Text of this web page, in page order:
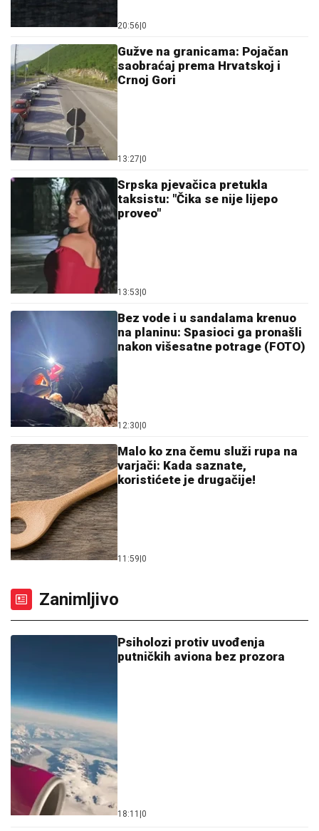
20:56 0
Gužve na granicama: Pojačan
saobraćaj prema Hrvatskoj i
Crnoj Gori
13:27 0
Srpska pjevačica pretukla
taksistu: "Čika se nije lijepo
proveo"
13:53 0
Bez vode i u sandalama krenuo
na planinu: Spasioci ga pronašli
nakon višesatne potrage (FOTO)
12:30 0
Malo ko zna čemu služi rupa na
varjači: Kada saznate,
koristićete je drugačije!
11:59 0
Zanimljivo
Psiholozi protiv uvođenja
putničkih aviona bez prozora
18:11 0